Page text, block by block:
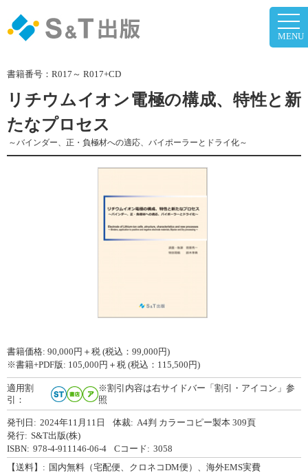
MENU
書籍番号： R017～ R017+CD
リチウムイオン電極の構成、特性と新
たなプロセス
～バインダー、正・負極材への適応、バイポーラーとドライ化～
書籍価格: 90,000 円＋税 (税込：99,000円)
※書籍+PDF版: 105,000 円＋税 (税込：115,500円)
適用割
引：
※割引内容は右サイドバー「割引・アイコン」参
照
発刊日: 2024年11月11日 体裁: A4判 カラーコピー製本 309頁
発行: S&T出版(株)
ISBN: 978-4-911146-06-4 Cコード: 3058
【送料】: 国内無料（宅配便、クロネコDM便）、海外EMS実費